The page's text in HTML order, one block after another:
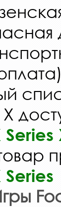
X
Series
Series